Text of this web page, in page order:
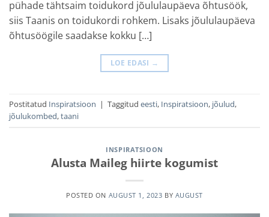
pühade tähtsaim toidukord jõululaupäeva õhtusöök,
siis Taanis on toidukordi rohkem. Lisaks jõululaupäeva
õhtusöögile saadakse kokku […]
LOE EDASI →
Postitatud Inspiratsioon | Taggitud eesti, Inspiratsioon, jõulud,
jõulukombed,taani
INSPIRATSIOON
Alusta Maileg hiirte kogumist
POSTED ON AUGUST 1, 2023 BY AUGUST